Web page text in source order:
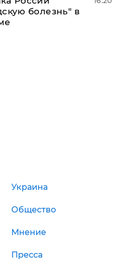
болезнь" в
Украина
Общество
Мнение
Пресса